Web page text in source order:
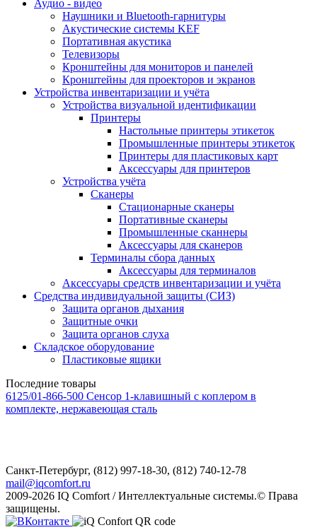
Аудио - видео
Наушники и Bluetooth-гарнитуры
Акустические системы KEF
Портативная акустика
Телевизоры
Кронштейны для мониторов и панелей
Кронштейны для проекторов и экранов
Устройства инвентаризации и учёта
Устройства визуальной идентификации
Принтеры
Настольные принтеры этикеток
Промышленные принтеры этикеток
Принтеры для пластиковых карт
Аксессуары для принтеров
Устройства учёта
Сканеры
Стационарные сканеры
Портативные сканеры
Промышленные сканнеры
Аксессуары для сканеров
Терминалы сбора данных
Аксессуары для терминалов
Аксессуары средств инвентаризации и учёта
Средства индивидуальной защиты (СИЗ)
Защита органов дыхания
Защитные очки
Защита органов слуха
Складское оборудование
Пластиковые ящики
Последние товары
6125/01-866-500 Сенсор 1-клавишный с коплером в
комплекте, нержавеющая сталь
Санкт-Петербург, (812) 997-18-30, (812) 740-12-78
mail@iqcomfort.ru
2009-2026 IQ Comfort / Интеллектуальные системы.© Права
защищены.